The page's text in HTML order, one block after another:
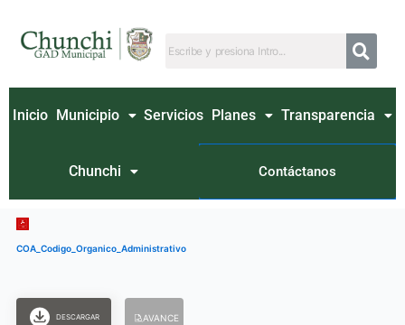
contenido
Inicio Municipio Servicios Planes Transparencia
Chunchi Contáctanos
COA_Codigo_Organico_Administrativo
DESCARGAR AVANCE